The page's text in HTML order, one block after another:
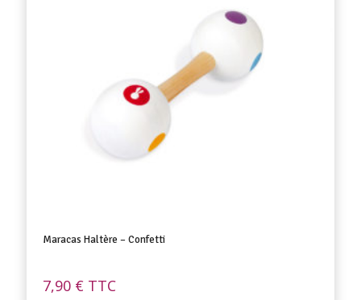
Maracas Haltère – Confetti
7,90 € TTC